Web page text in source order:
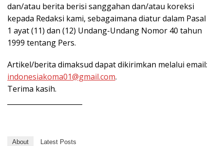
dan/atau berita berisi sanggahan dan/atau koreksi
kepada Redaksi kami, sebagaimana diatur dalam Pasal
1 ayat (11) dan (12) Undang-Undang Nomor 40 tahun
1999 tentang Pers.
Artikel/berita dimaksud dapat dikirimkan melalui email:
indonesiakoma01@gmail.com.
Terima kasih.
About Latest Posts